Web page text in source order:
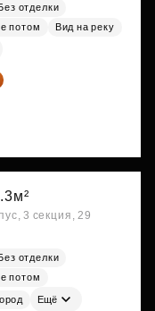
отделки
потом
Вид на реку
3 секция, 29
отделки
потом
Ещё